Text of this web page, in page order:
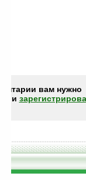
вам нужно
или